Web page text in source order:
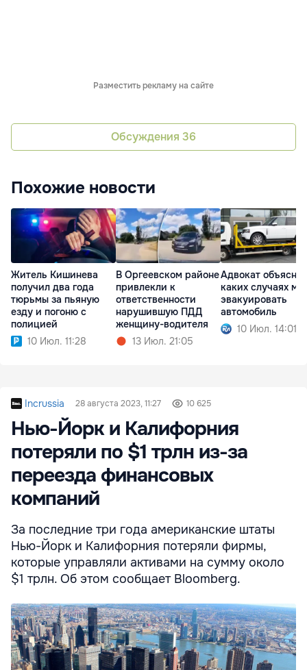
Разместить рекламу на сайте
Обсуждения 36
Похожие новости
Житель Кишинева
получил два года
тюрьмы за пьяную
езду и погоню с
полицией
10 Июл. 11:28
В Оргеевском районе
привлекли к
ответственности
нарушившую ПДД
женщину-водителя
13 Июл. 21:05
Адвокат
каких случаях
эвакуировать
автомобиль
10 Июл. 14:01
Incrussia 28 августа 2023, 11:27 10 625
Нью-Йорк и Калифорния
потеряли по $1 трлн из-за
переезда финансовых
компаний
За последние три года американские штаты
Нью-Йорк и Калифорния потеряли фирмы,
которые управляли активами на сумму около
$1 трлн. Об этом сообщает Bloomberg.